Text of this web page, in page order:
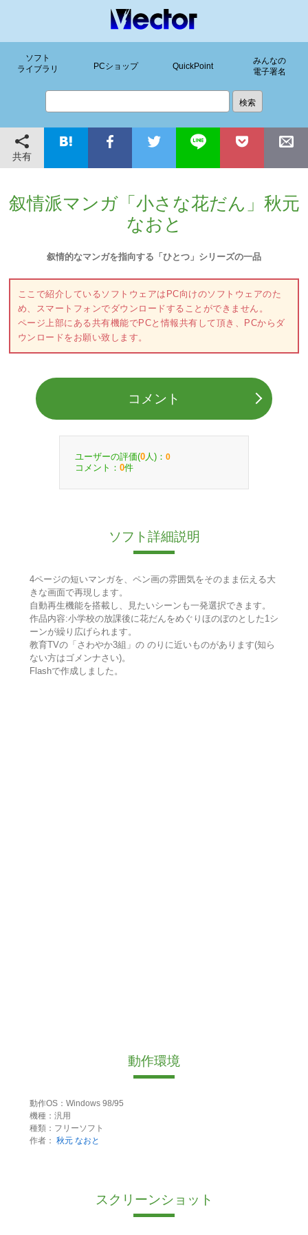
ソフト
ライブラリ
PCショップ QuickPoint
みんなの
電子署名
共有
叙情派マンガ「小さな花だん」秋元
なおと
叙情的なマンガを指向する「ひとつ」シリーズの一品
ここで紹介しているソフトウェアはPC向けのソフトウェアのた
め、スマートフォンでダウンロードすることができません。
ページ上部にある共有機能でPCと情報共有して頂き、PCからダ
ウンロードをお願い致します。
コメント
ユーザーの評価(0 人)： 0
コメント： 0件
ソフト詳細説明
4ページの短いマンガを、ペン画の雰囲気をそのまま伝える大
きな画面で再現します。
自動再生機能を搭載し、見たいシーンも一発選択できます。
作品内容:小学校の放課後に花だんをめぐりほのぼのとした1シ
ーンが繰り広げられます。
教育TVの「さわやか3組」の のりに近いものがあります(知ら
ない方はゴメンナさい)。
Flashで作成しました。
動作環境
動作OS：Windows 98/95
機種：汎用
種類：フリーソフト
作者： 秋元 なおと
スクリーンショット